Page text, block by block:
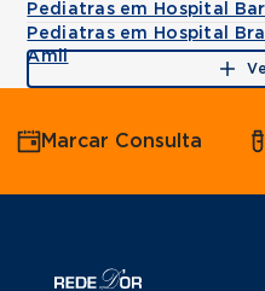
Pediatras em Hospital
Pediatras em Hospital
Amil
Marcar Consulta